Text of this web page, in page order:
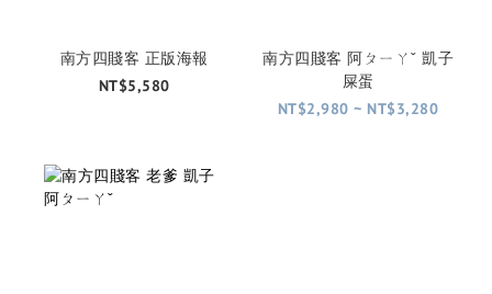
南方四賤客 正版海報
NT$5,580
南方四賤客 阿ㄆㄧㄚˇ 凱子
屎蛋
NT$2,980 ~ NT$3,280